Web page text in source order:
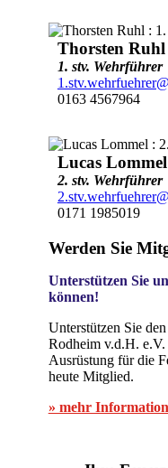
Thorsten Ruhl
1. stv. Wehrführer
0163 4567964
Lucas Lommel
2. stv. Wehrführer
0171 1985019
Werden Sie
Unterstützen Sie
können!
Unterstützen Sie
Rodheim v.d.H.
Ausrüstung für die
heute Mitglied.
» mehr